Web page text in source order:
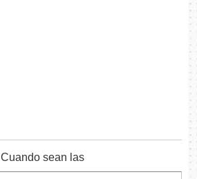
Cuando sean las